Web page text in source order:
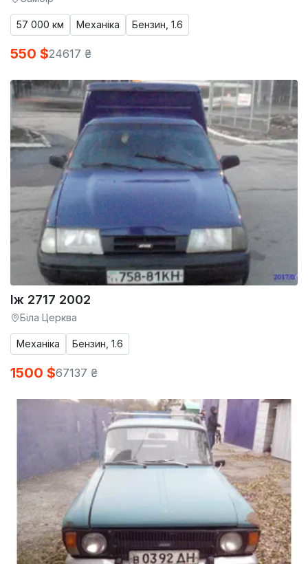
57 000 км Механіка Бензин, 1.6
550 $24617 ₴
Іж 2717 2002
Біла Церква
Механіка Бензин, 1.6
1500 $67137 ₴